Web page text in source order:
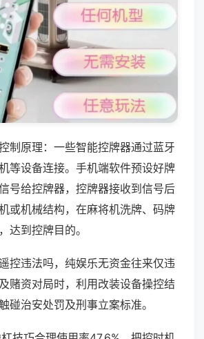
制原理：一些智能控牌器通过蓝牙
等设备连接。手机端软件预设好牌
号给控牌器，控牌器接收到信号后
或机械结构，在麻将机洗牌、码牌
达到控牌目的。
控违法吗，纯娱乐无资金往来仅违
赌资对局时，利用改装设备操控结
碰治安处罚及刑事立案标准。